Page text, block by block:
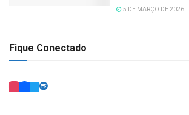
5 DE MARÇO DE 2026
Fique Conectado